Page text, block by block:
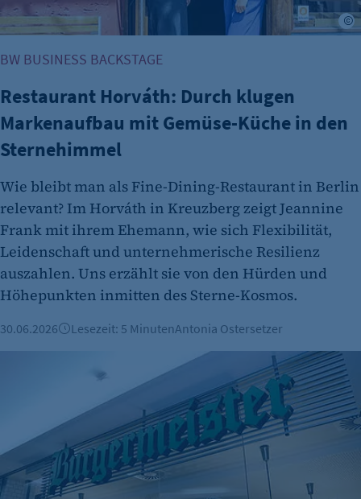
BW BUSINESS BACKSTAGE
Restaurant Horváth: Durch klugen
Markenaufbau mit Gemüse-Küche in den
Sternehimmel
Wie bleibt man als Fine-Dining-Restaurant in Berlin
relevant? Im Horváth in Kreuzberg zeigt Jeannine
Frank mit ihrem Ehemann, wie sich Flexibilität,
Leidenschaft und unternehmerische Resilienz
auszahlen. Uns erzählt sie von den Hürden und
Höhepunkten inmitten des Sterne-Kosmos.
30.06.2026 Lesezeit: 5 MinutenAntonia Ostersetzer
Burgermeister expandiert nach Österreich